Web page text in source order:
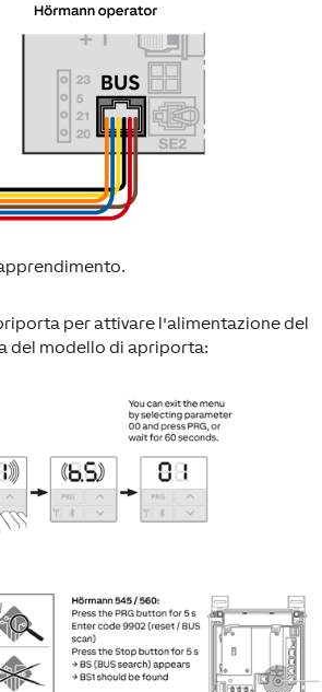
per attivare l'alimentazione del
del modello di apriporta: